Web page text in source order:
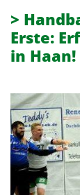
>
Erste:
in Haan!